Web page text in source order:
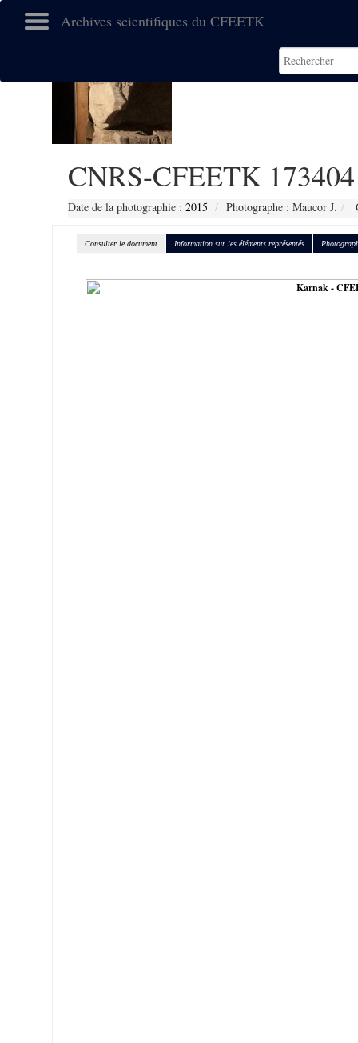
Archives scientifiques du CFEETK
CNRS-CFEETK 173404
Date de la photographie : 2015 Photographe : Maucor J.
Consulter le document Information sur les éléments représentés